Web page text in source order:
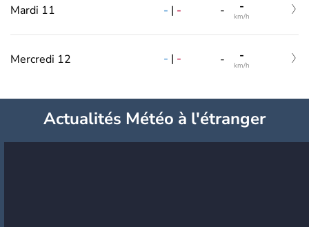
Mardi 11 - | - - -
km/h
Mercredi 12 - | - - -
km/h
Actualités Météo à l'étranger